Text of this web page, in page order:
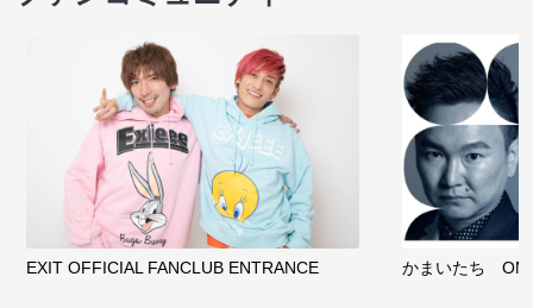
EXIT OFFICIAL FANCLUB ENTRANCE かまいたち